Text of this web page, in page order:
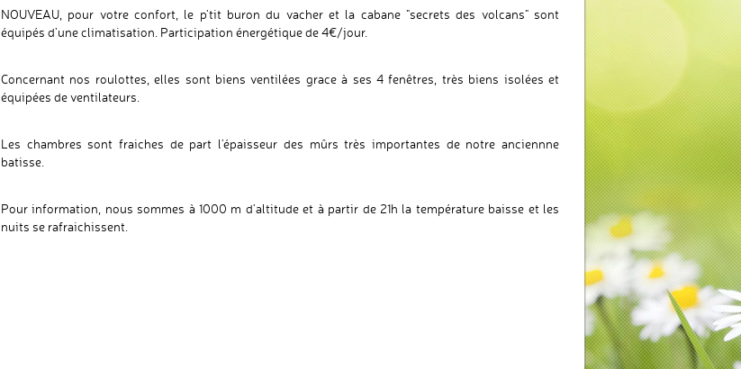
NOUVEAU, pour votre confort, le p'tit buron du vacher et la cabane "secrets des volcans" sont
équipés d’une climatisation. Participation énergétique de 4€/jour.
Concernant nos roulottes, elles sont biens ventilées grace à ses 4 fenêtres, très biens isolées et
équipées de ventilateurs.
Les chambres sont fraiches de part l'épaisseur des mûrs très importantes de notre anciennne
batisse.
Pour information, nous sommes à 1000 m d'altitude et à partir de 21h la température baisse et les
nuits se rafraichissent.